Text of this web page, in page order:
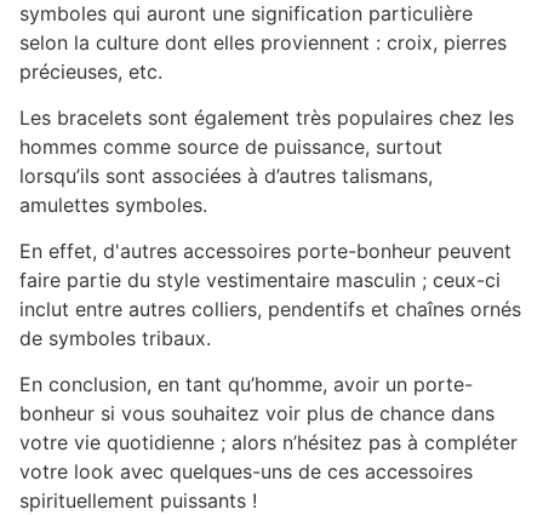
symboles qui auront une signification particulière
selon la culture dont elles proviennent : croix, pierres
précieuses, etc.
Les bracelets sont également très populaires chez les
hommes comme source de puissance, surtout
lorsqu’ils sont associées à d’autres talismans,
amulettes symboles.
En effet, d'autres accessoires porte-bonheur peuvent
faire partie du style vestimentaire masculin ; ceux-ci
inclut entre autres colliers, pendentifs et chaînes ornés
de symboles tribaux.
En conclusion, en tant qu’homme, avoir un porte-
bonheur si vous souhaitez voir plus de chance dans
votre vie quotidienne ; alors n’hésitez pas à compléter
votre look avec quelques-uns de ces accessoires
spirituellement puissants !